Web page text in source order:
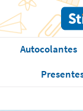
Autocolantes